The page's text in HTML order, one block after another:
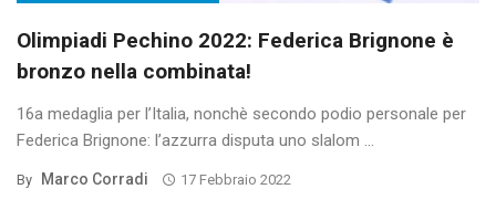
Olimpiadi Pechino 2022: Federica Brignone è
bronzo nella combinata!
16a medaglia per l’Italia, nonchè secondo podio personale per
Federica Brignone: l’azzurra disputa uno slalom ...
By Marco Corradi 17 Febbraio 2022